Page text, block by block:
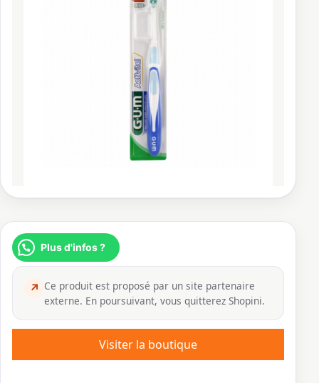
Plus d'infos ?
↗ Ce produit est proposé par un site partenaire
externe. En poursuivant, vous quitterez Shopini.
Visiter la boutique